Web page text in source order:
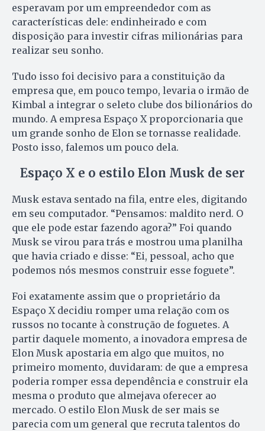
esperavam por um empreendedor com as
características dele: endinheirado e com
disposição para investir cifras milionárias para
realizar seu sonho.
Tudo isso foi decisivo para a constituição da
empresa que, em pouco tempo, levaria o irmão de
Kimbal a integrar o seleto clube dos bilionários do
mundo. A empresa Espaço X proporcionaria que
um grande sonho de Elon se tornasse realidade.
Posto isso, falemos um pouco dela.
Espaço X e o estilo Elon Musk de ser
Musk estava sentado na fila, entre eles, digitando
em seu computador. “Pensamos: maldito nerd. O
que ele pode estar fazendo agora?” Foi quando
Musk se virou para trás e mostrou uma planilha
que havia criado e disse: “Ei, pessoal, acho que
podemos nós mesmos construir esse foguete”.
Foi exatamente assim que o proprietário da
Espaço X decidiu romper uma relação com os
russos no tocante à construção de foguetes. A
partir daquele momento, a inovadora empresa de
Elon Musk apostaria em algo que muitos, no
primeiro momento, duvidaram: de que a empresa
poderia romper essa dependência e construir ela
mesma o produto que almejava oferecer ao
mercado. O estilo Elon Musk de ser mais se
parecia com um general que recruta talentos do